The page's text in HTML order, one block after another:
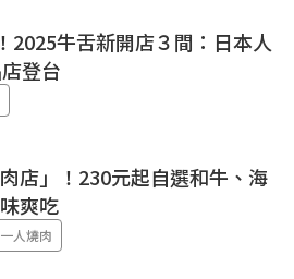
2025牛舌新開店３間：日本人
登台
店」！230元起自選和牛、海
爽吃
人燒肉